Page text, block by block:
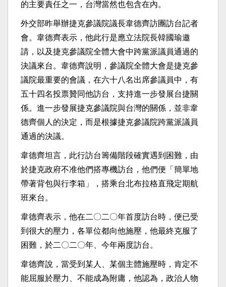
的主要責任之一，台灣當然也包含在內。
外交部昨舉辦捷克參議院議長韋德齊訪團訪台記者
會。韋德齊表示，他此行是應立法院長韓國瑜邀
請，以及捷克參議院全體大會中跨黨派議員通過的
決議來台。韋德齊說明，參議院全體大會是捷克參
議院最重要的會議，在六十八名出席參議員中，有
五十四名投票贊同他訪台，支持進一步發展台捷關
係。進一步發展捷克參議院與台灣的關係，並非韋
德齊個人的決定，而是根據捷克參議院跨黨派議員
通過的決議。
韋德齊坦言，此行訪台籌備階段確實遇到困難，由
於捷克政府不准他們搭專機訪台，他們便「簡單地
帶著背包與行李箱」，搭乘台北布拉格直飛定期航
班來台。
韋德齊表示，他在二〇二〇年首度訪台時，便已受
到很大的壓力，各單位都向他施壓，他最終克服了
困難，於二〇二〇年、今年兩度訪台。
韋德齊說，當受到某人、某個主體施壓時，肯定不
能屈服於壓力、不能成為附庸，他認為，政治人物